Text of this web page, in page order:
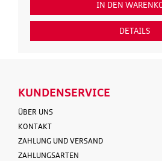
KUNDENSERVICE
ÜBER UNS
KONTAKT
ZAHLUNG UND VERSAND
ZAHLUNGSARTEN